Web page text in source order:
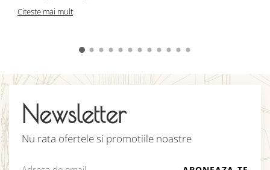
Citeste mai mult
Newsletter
Nu rata ofertele si promotiile noastre